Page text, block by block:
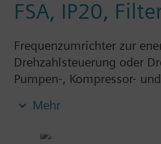
FSA, IP20,
Frequenzumrichter zur
Drehzahlsteuerung oder
Pumpen-, Kompressor-
Power Module PM230,
Mehr